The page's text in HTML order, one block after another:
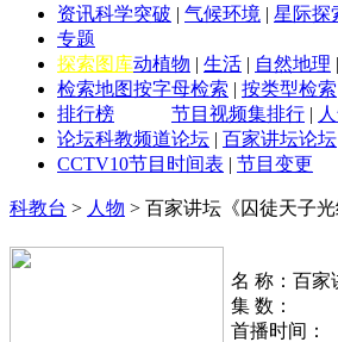
资讯科学突破 | 气候环境 | 星际探
专题
探索图库动植物 | 生活 | 自然地理 |
检索地图按字母检索 | 按类型检索
排行榜
节目视频集排行 |
论坛科教频道论坛 | 百家讲坛论坛
CCTV10节目时间表 | 节目变更
科教台 > 人物 > 百家讲坛《囚徒天子光
名 称：百家
集 数：
首播时间：